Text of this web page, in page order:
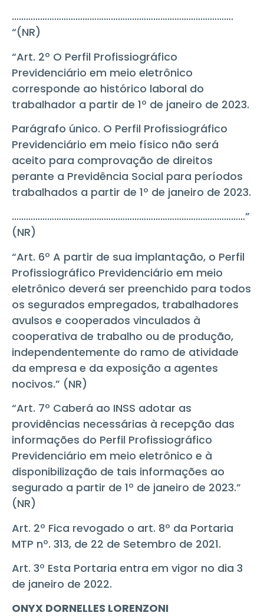
………………………………………………………………………………….
“(NR)
“Art. 2º O Perfil Profissiográfico
Previdenciário em meio eletrônico
corresponde ao histórico laboral do
trabalhador a partir de 1º de janeiro de 2023.
Parágrafo único. O Perfil Profissiográfico
Previdenciário em meio físico não será
aceito para comprovação de direitos
perante a Previdência Social para períodos
trabalhados a partir de 1º de janeiro de 2023.
………………………………………………………………………………………”
(NR)
“Art. 6º A partir de sua implantação, o Perfil
Profissiográfico Previdenciário em meio
eletrônico deverá ser preenchido para todos
os segurados empregados, trabalhadores
avulsos e cooperados vinculados à
cooperativa de trabalho ou de produção,
independentemente do ramo de atividade
da empresa e da exposição a agentes
nocivos.” (NR)
“Art. 7º Caberá ao INSS adotar as
providências necessárias à recepção das
informações do Perfil Profissiográfico
Previdenciário em meio eletrônico e à
disponibilização de tais informações ao
segurado a partir de 1º de janeiro de 2023.”
(NR)
Art. 2º Fica revogado o art. 8º da Portaria
MTP nº. 313, de 22 de Setembro de 2021.
Art. 3º Esta Portaria entra em vigor no dia 3
de janeiro de 2022.
ONYX DORNELLES LORENZONI